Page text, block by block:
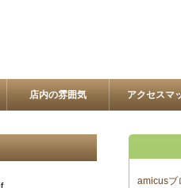
店内の雰囲気 アクセスマ
amicusブ